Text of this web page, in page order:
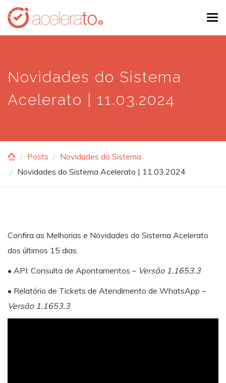
Skip
main
Novidades do Sistema
Acelerato | 11.03.2024
Posts
Novidades do Sistema
Novidades do Sistema Acelerato | 11.03.2024
Confira as Melhorias e Novidades do Sistema Acelerato
dos últimos 15 dias.
• API: Consulta de Apontamentos – Versão 1.1653.3
• Relatório de Tickets de Atendimento de WhatsApp –
Versão 1.1653.3